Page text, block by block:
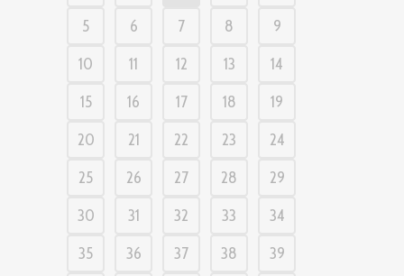
5
6 7 8
9
10
11 12 13
14
15
16 17 18
19
20
21 22 23
24
25
26 27 28
29
30
31 32 33
34
35
36 37 38
39